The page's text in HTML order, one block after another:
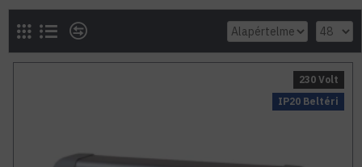
IP20 Beltéri
230 Volt